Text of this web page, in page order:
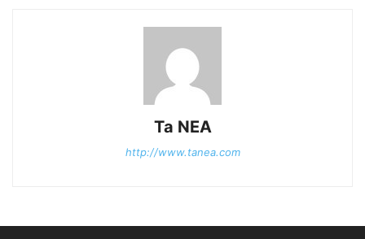
Ta NEA
http://www.tanea.com